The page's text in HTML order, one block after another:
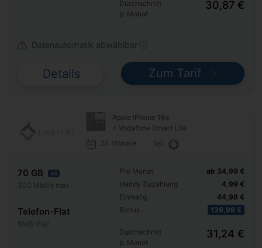
Durchschnitt
p. Monat
30,87 €
Datenautomatik abwählbar ⓘ
Details Zum Tarif
Apple iPhone 16e
+ Vodafone Smart Lite
24 Monate
70 GB 5G
300 Mbit/s max.
Telefon-Flat
SMS-Flat
Pro Monat
Handy Zuzahlung
Einmalig
Bonus
ab 34,99 €
4,99 €
44,98 €
139,99 €
Durchschnitt
p. Monat
31,24 €